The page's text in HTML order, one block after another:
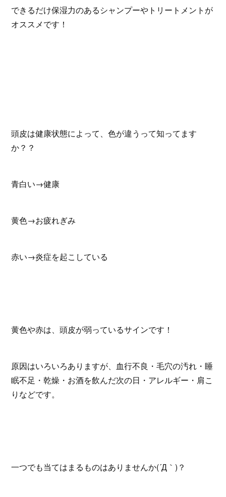
できるだけ保湿力のあるシャンプーやトリートメントが
オススメです！
頭皮は健康状態によって、色が違うって知ってます
か？？
青白い→健康
黄色→お疲れぎみ
赤い→炎症を起こしている
黄色や赤は、頭皮が弱っているサインです！
原因はいろいろありますが、血行不良・毛穴の汚れ・睡
眠不足・乾燥・お酒を飲んだ次の日・アレルギー・肩こ
りなどです。
一つでも当てはまるものはありませんか(´Д｀)？